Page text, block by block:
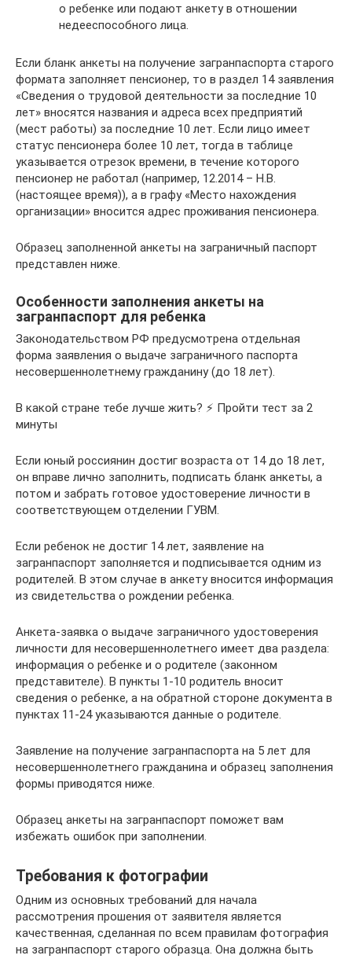
о ребенке или подают анкету в отношении
недееспособного лица.
Если бланк анкеты на получение загранпаспорта старого
формата заполняет пенсионер, то в раздел 14 заявления
«Сведения о трудовой деятельности за последние 10
лет» вносятся названия и адреса всех предприятий
(мест работы) за последние 10 лет. Если лицо имеет
статус пенсионера более 10 лет, тогда в таблице
указывается отрезок времени, в течение которого
пенсионер не работал (например, 12.2014 – Н.В.
(настоящее время)), а в графу «Место нахождения
организации» вносится адрес проживания пенсионера.
Образец заполненной анкеты на заграничный паспорт
представлен ниже.
Особенности заполнения анкеты на
загранпаспорт для ребенка
Законодательством РФ предусмотрена отдельная
форма заявления о выдаче заграничного паспорта
несовершеннолетнему гражданину (до 18 лет).
В какой стране тебе лучше жить? ⚡ Пройти тест за 2
минуты
Если юный россиянин достиг возраста от 14 до 18 лет,
он вправе лично заполнить, подписать бланк анкеты, а
потом и забрать готовое удостоверение личности в
соответствующем отделении ГУВМ.
Если ребенок не достиг 14 лет, заявление на
загранпаспорт заполняется и подписывается одним из
родителей. В этом случае в анкету вносится информация
из свидетельства о рождении ребенка.
Анкета-заявка о выдаче заграничного удостоверения
личности для несовершеннолетнего имеет два раздела:
информация о ребенке и о родителе (законном
представителе). В пункты 1-10 родитель вносит
сведения о ребенке, а на обратной стороне документа в
пунктах 11-24 указываются данные о родителе.
Заявление на получение загранпаспорта на 5 лет для
несовершеннолетнего гражданина и образец заполнения
формы приводятся ниже.
Образец анкеты на загранпаспорт поможет вам
избежать ошибок при заполнении.
Требования к фотографии
Одним из основных требований для начала
рассмотрения прошения от заявителя является
качественная, сделанная по всем правилам фотография
на загранпаспорт старого образца. Она должна быть